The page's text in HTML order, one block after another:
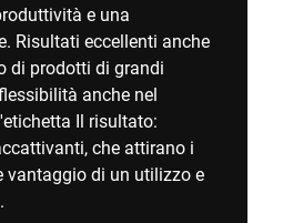
e una
Risultati eccellenti anche
di prodotti di grandi
anche nel
Il risultato:
che attirano i
vantaggio di un utilizzo e